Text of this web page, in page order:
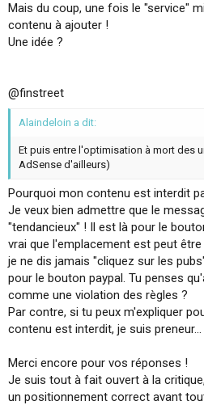
Mais du coup, une fois le "service"
contenu à ajouter !
Une idée ?
@finstreet
Alaindeloin a dit:
Et puis entre l'optimisation à mort des
AdSense d'ailleurs)
Pourquoi mon contenu est interdit
Je veux bien admettre que le
"tendancieux" ! Il est là pour le
vrai que l'emplacement est peut
je ne dis jamais "cliquez sur les
pour le bouton paypal. Tu penses
comme une violation des règles ?
Par contre, si tu peux m'expliquer
contenu est interdit, je suis preneur...
Merci encore pour vos réponses !
Je suis tout à fait ouvert à la
un positionnement correct avant